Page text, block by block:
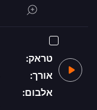
טראק:
אורך:
אלבום: